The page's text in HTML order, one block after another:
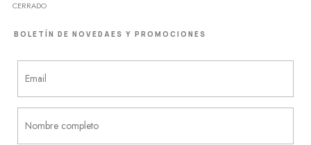
CERRADO
BOLETÍN DE NOVEDAES Y PROMOCIONES